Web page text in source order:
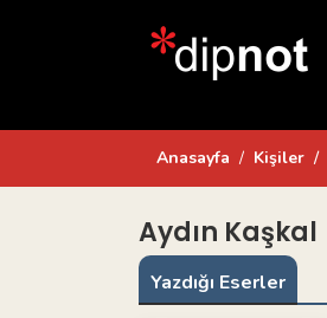
Anasayfa Kişiler
Aydın Kaşkal
Yazdığı Eserler